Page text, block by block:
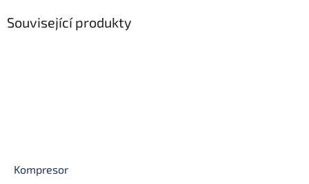
Související produkty
Kompresor